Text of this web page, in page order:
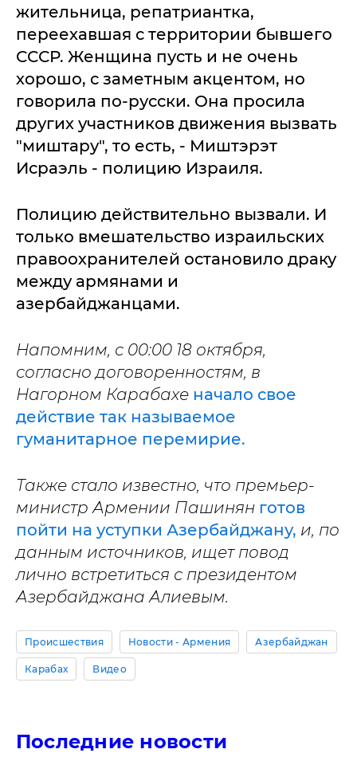
жительница, репатриантка,
переехавшая с территории бывшего
СССР. Женщина пусть и не очень
хорошо, с заметным акцентом, но
говорила по-русски. Она просила
других участников движения вызвать
"миштару", то есть, - Миштэрэт
Исраэль - полицию Израиля.
Полицию действительно вызвали. И
только вмешательство израильских
правоохранителей остановило драку
между армянами и
азербайджанцами.
Напомним, с 00:00 18 октября,
согласно договоренностям, в
Нагорном Карабахе начало свое
действие так называемое
гуманитарное перемирие.
Также стало известно, что премьер-
министр Армении Пашинян готов
пойти на уступки Азербайджану, и, по
данным источников, ищет повод
лично встретиться с президентом
Азербайджана Алиевым.
Происшествия Новости - Армения Азербайджан
Карабах Видео
Последние новости